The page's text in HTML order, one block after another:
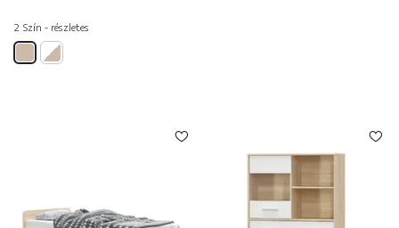
2 Szín - részletes